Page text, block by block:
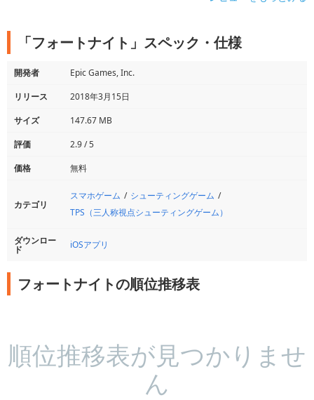
「フォートナイト」スペック・仕様
開発者
Epic Games, Inc.
リリース
2018年3月15日
サイズ
147.67 MB
評価
2.9 / 5
価格
無料
カテゴリ
スマホゲーム
シューティングゲーム
TPS（三人称視点シューティングゲーム）
ダウンロー
ド iOSアプリ
フォートナイトの順位推移表
順位推移表が見つかりませ
ん